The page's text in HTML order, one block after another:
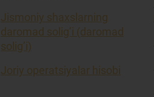
Jismoniy shaxslarning
daromad solig’i (daromad
solig’i)
Joriy operatsiyalar hisobi